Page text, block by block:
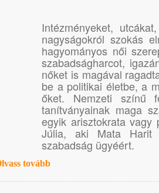
Intézményeket,
nagyságokról szokás
hagyományos női
szabadságharcot,
nőket is magával
be a politikai életbe, a
őket. Nemzeti színű
tanítványainak maga
egyik arisztokrata vagy
Júlia, aki Mata Harit
szabadság ügyéért.
tovább